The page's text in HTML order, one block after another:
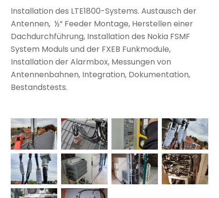
Installation des LTE1800-Systems.Austausch der
Antennen,½“ Feeder Montage, Herstellen einer
Dachdurchführung, Installation des Nokia FSMF
System Moduls und der FXEB Funkmodule,
Installation derAlarmbox, Messungen von
Antennenbahnen, Integration, Dokumentation,
Bestandstests.